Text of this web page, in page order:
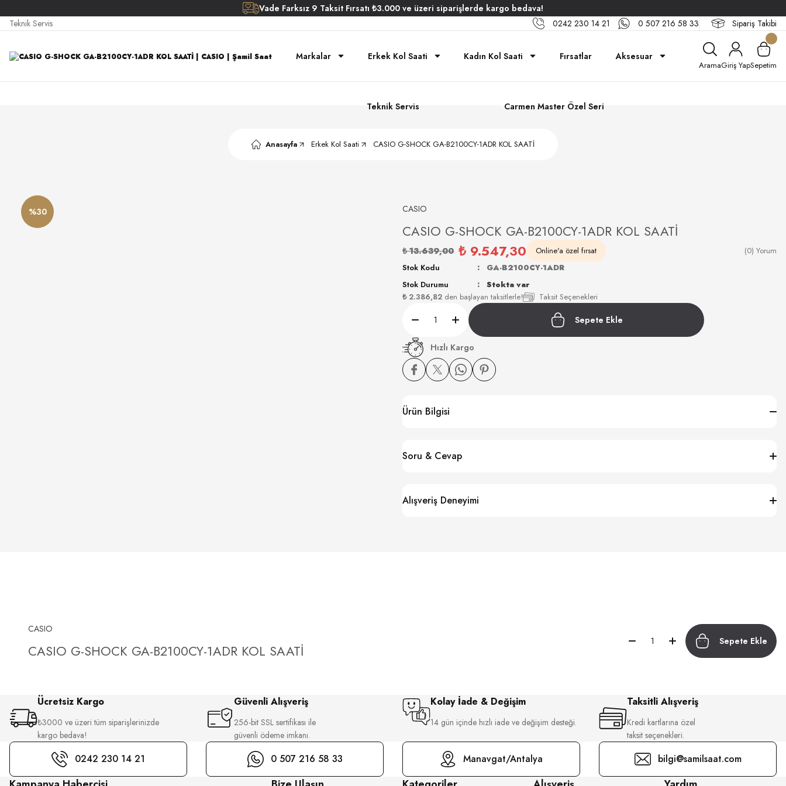
Vade Farksız 9 Taksit Fırsatı ₺3.000 ve üzeri siparişlerde kargo bedava!
Teknik Servis
0242 230 14 21 0 507 216 58 33 Sipariş Takibi
Markalar Erkek Kol Saati Kadın Kol Saati Fırsatlar Aksesuar
Teknik Servis Carmen Master Özel Seri
AramaGiriş YapSepetim
Anasayfa Erkek Kol Saati CASIO G-SHOCK GA-B2100CY-1ADR KOL SAATİ
%30 CASIO
CASIO G-SHOCK GA-B2100CY-1ADR KOL SAATİ
₺ 13.639,00 ₺ 9.547,30 Online'a özel fırsat (0) Yorum
₺ 2.386,82 den başlayan taksitlerle! Taksit Seçenekleri
Stok Kodu
GA-B2100CY-1ADR
Stok Durumu
Stokta var
Sepete Ekle
Hızlı Kargo
Ürün Bilgisi
Soru & Cevap
Alışveriş Deneyimi
CASIO
CASIO G-SHOCK GA-B2100CY-1ADR KOL SAATİ
Sepete Ekle
Ücretsiz Kargo
₺3000 ve üzeri tüm siparişlerinizde
kargo bedava!
Güvenli Alışveriş
256-bit SSL sertifikası ile
güvenli ödeme imkanı.
Kolay İade & Değişim
14 gün içinde hızlı iade ve değişim desteği.
Taksitli Alışveriş
Kredi kartlarına özel
taksit seçenekleri.
0242 230 14 21 0 507 216 58 33 Manavgat/Antalya bilgi@samilsaat.com